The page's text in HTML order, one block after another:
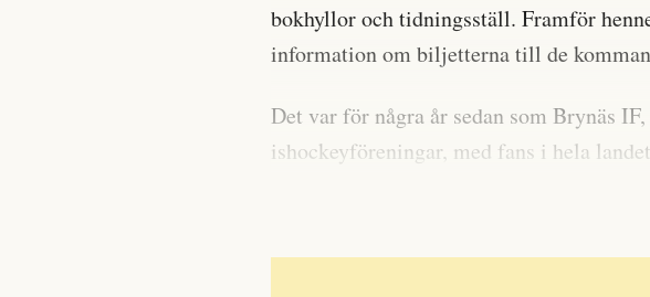
bokhyllor och tidningsställ. Framför
information om biljetterna till de
Det var för några år sedan som Brynäs
ishockeyföreningar, med fans i hela